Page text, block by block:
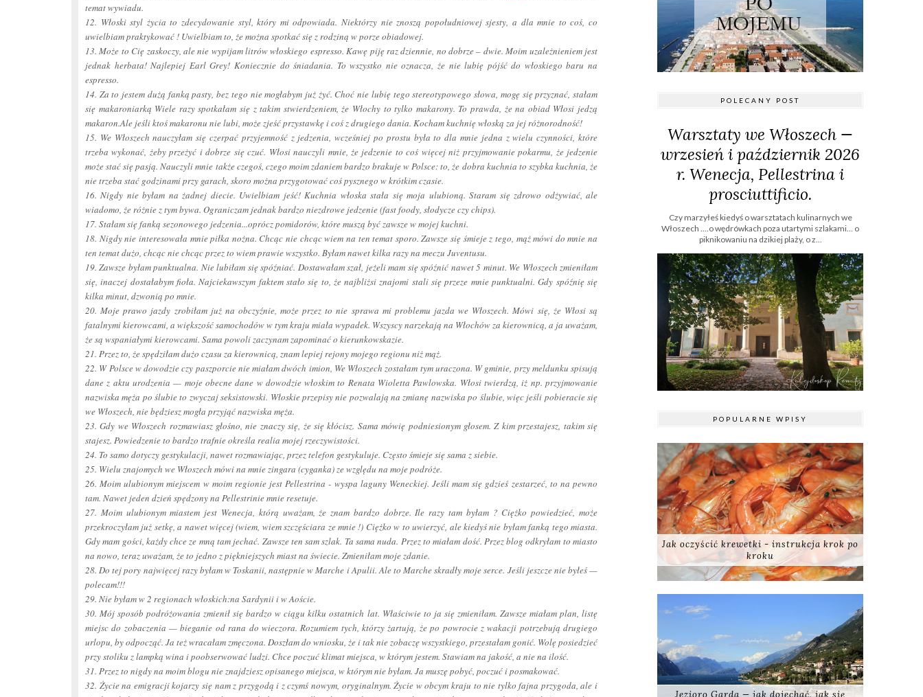
temat wywiadu.
12. Włoski styl życia to zdecydowanie styl, który mi odpowiada. Niektórzy nie znoszą popołudniowej sjesty, a dla mnie to coś, co
uwielbiam praktykować ! Uwielbiam to, że można spotkać się z rodziną w porze obiadowej.
13. Może to Cię zaskoczy, ale nie wypijam litrów włoskiego espresso. Kawę piję raz dziennie, no dobrze – dwie. Moim uzależnieniem jest
jednak herbata! Najlepiej EarlGrey! Koniecznie do śniadania. To wszystko nie oznacza, że nie lubię pójść do włoskiego baru na
espresso.
14. Za to jestem dużą fanką pasty, bez tego nie mogłabym już żyć. Choć nie lubię tego stereotypowego słowa, mogę się przyznać, stałam
się makaroniarką Wiele razy spotkałam się z takim stwierdzeniem, że Włochy to tylko makarony. To prawda, że na obiad Włosi jedzą
makaron.Ale jeśli ktoś makaronu nie lubi, może zjeść przystawkę i coś z drugiego dania. Kocham kuchnię włoską za jej różnorodność!
15. We Włoszech nauczyłam się czerpać przyjemność z jedzenia, wcześniej po prostu była to dla mnie jedna z wielu czynności, które
trzeba wykonać, żeby przeżyć i dobrze się czuć. Włosi nauczyli mnie, że jedzenie to coś więcej niż przyjmowanie pokarmu, że jedzenie
może stać się pasją. Nauczyli mnie także czegoś, czego moim zdaniem bardzo brakuje w Polsce: to, że dobra kuchnia to szybka kuchnia, że
nie trzeba stać godzinami przy garach, skoro można przygotować coś pysznego w krótkim czasie.
16. Nigdy nie byłam na żadnej diecie. Uwielbiam jeść! Kuchnia włoska stała się moja ulubioną. Staram się zdrowo odżywiać, ale
wiadomo, że różnie z tym bywa. Ograniczam jednak bardzo niezdrowe jedzenie (fast foody, słodycze czy chips).
17. Stałam się fanką sezonowego jedzenia...oprócz pomidorów, które muszą być zawsze w mojej kuchni.
18. Nigdy nie interesowała mnie piłka nożna. Chcąc nie chcąc wiem na ten temat sporo. Zawsze się śmieje z tego, mąż mówi do mnie na
ten temat dużo, chcąc nie chcąc przez to wiem prawie wszystko. Byłam nawet kilka razy na meczu Juventusu.
19. Zawsze byłam punktualna. Nie lubiłam się spóźniać. Dostawałam szał, jeżeli mam się spóźnić nawet 5 minut. We Włoszech zmieniłam
się, inaczej dostałabym fioła. Najciekawszym faktem stało się to, że najbliżsi znajomi stali się przeze mnie punktualni. Gdy spóźnię się
kilka minut, dzwonią po mnie.
20. Moje prawo jazdy zrobiłam już na obczyźnie, może przez to nie sprawa mi problemu jazda we Włoszech. Mówi się, że Włosi są
fatalnymi kierowcami, a większość samochodów w tym kraju miała wypadek. Wszyscy narzekają na Włochów za kierownicą, a ja uważam,
że są wspaniałymi kierowcami. Sama powoli zaczynam zapominać o kierunkowskazie.
21. Przez to, że spędziłam dużo czasu za kierownicą, znam lepiej rejony mojego regionu niż mąż.
22. W Polsce w dowodzie czy paszporcie nie miałam dwóch imion, We Włoszech zostałam tym uraczona. W gminie, przy meldunku spisują
dane z aktu urodzenia — moje obecne dane w dowodzie włoskim to Renata Wioletta Pawlowska. Włosi twierdzą, iż np. przyjmowanie
nazwiska męża po ślubie to zwyczaj seksistowski. Włoskie przepisy nie pozwalają na zmianę nazwiska po ślubie, więc jeśli pobieracie się
we Włoszech, nie będziesz mogła przyjąć nazwiska męża.
23. Gdy we Włoszech rozmawiasz głośno, nie znaczy się, że się kłócisz. Sama mówię podniesionym głosem. Z kim przestajesz, takim się
stajesz. Powiedzenie to bardzo trafnie określa realia mojej rzeczywistości.
24. To samo dotyczy gestykulacji, nawet rozmawiając, przez telefon gestykuluje. Często śmieje się sama z siebie.
25. Wielu znajomych we Włoszech mówi na mniezingara (cyganka) ze względu na moje podróże.
26. Moim ulubionym miejscem w moim regionie jest Pellestrina - wyspa laguny Weneckiej. Jeśli mam się gdzieś zestarzeć, to na pewno
tam. Nawet jeden dzień spędzony na Pellestriniemnie resetuje.
27. Moim ulubionym miastem jest Wenecja, którą uważam, że znam bardzo dobrze. Ile razy tam byłam ? Ciężko powiedzieć, może
przekroczyłam już setkę, a nawet więcej (wiem, wiem szczęściara ze mnie !) Ciężko w to uwierzyć, ale kiedyś nie byłam fanką tego miasta.
Gdy mam gości, każdy chce ze mną tam jechać. Zawsze ten sam szlak. Ta sama nuda. Przez to miałam dość. Przez blog odkryłam to miasto
na nowo, teraz uważam, że to jedno z piękniejszych miast na świecie. Zmieniłam moje zdanie.
28. Do tej pory najwięcej razy byłam w Toskanii, następnie w Marche i Apulii. Ale to Marche skradły moje serce. Jeśli jeszcze nie byłeś —
polecam!!!
29. Nie byłam w 2 regionach włoskich:na Sardynii i w Aoście.
30. Mój sposób podróżowania zmienił się bardzo w ciągu kilku ostatnich lat. Właściwie to ja się zmieniłam. Zawsze miałam plan, listę
miejsc do zobaczenia — bieganie od rana do wieczora. Rozumiem tych, którzy żartują, że po powrocie z wakacji potrzebują drugiego
urlopu, by odpocząć. Ja też wracałam zmęczona. Doszłam do wniosku, że i tak nie zobaczę wszystkiego, przestałam gonić. Wolę posiedzieć
przy stoliku z lampką wina i poobserwować ludzi. Chce poczuć klimat miejsca, w którym jestem. Stawiam na jakość, a nie na ilość.
31. Przez to nigdy na moim blogu nie znajdziesz opisanego miejsca, w którym nie byłam. Ja muszę pobyć, poczuć i posmakować.
32. Życie na emigracji kojarzy się nam z przygodą i z czymś nowym, oryginalnym. Życie w obcym kraju to nie tylko fajna przygoda, ale i
POLECANY POST
Warsztaty we Włoszech —
wrzesień i październik 2026
r. Wenecja, Pellestrina i
prosciuttificio.
Czy marzyłeś kiedyś o warsztatach kulinarnych we
Włoszech ....o wędrówkach poza utartymi szlakami… o
piknikowaniu na dzikiej plaży, o z...
POPULARNE WPISY
Jak oczyścić krewetki - instrukcja krok po
kroku
Jezioro Garda — jak dojechać, jak się